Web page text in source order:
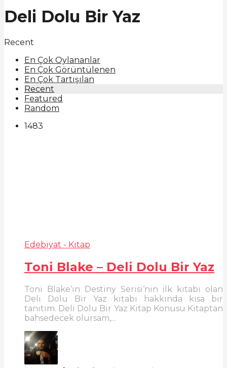
Deli Dolu Bir Yaz
Recent
En Çok Oylananlar
En Çok Görüntülenen
En Çok Tartışılan
Recent
Featured
Random
1483
Edebiyat - Kitap
Toni Blake – Deli Dolu Bir Yaz
Toni Blake‘ın Destiny Serisi‘nin ilk kitabı olan
Deli Dolu Bir Yaz kitabı hakkında kısa bir
tanıtım. Deli Dolu Bir Yaz Kitap Konusu Kitaptan
bahsedecek olursam,...